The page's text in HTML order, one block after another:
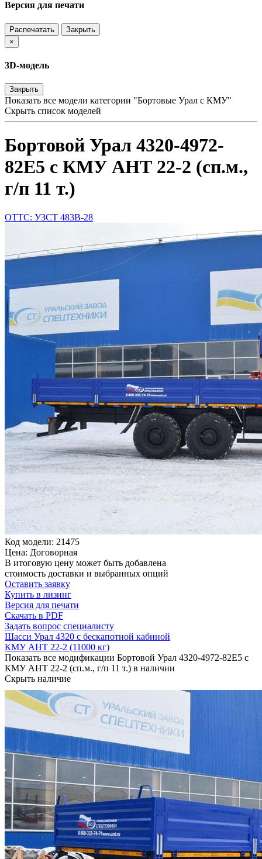
Версия для печати
Распечатать
Закрыть
×
3D-модель
Закрыть
Показать все модели категории "Бортовые Урал с КМУ"
Скрыть список моделей
Бортовой Урал 4320-4972-
82Е5 с КМУ АНТ 22-2 (сп.м.,
г/п 11 т.)
ОТТС: УЗСТ 483В-28
Код модели: 21475
Цена: Договорная
В итоговую цену может быть добавлена
стоимость доставки и выбранных опций
Оставить заявку
Купить в лизинг
Версия для печати
Скачать в PDF
Задать вопрос специалисту
Шасси Урал 4320 с бескапотной кабиной
КМУ АНТ 22-2 (11000 кг)
Показать все модификации Бортовой Урал 4320-4972-82Е5 с
КМУ АНТ 22-2 (сп.м., г/п 11 т.) в наличии
Скрыть наличие